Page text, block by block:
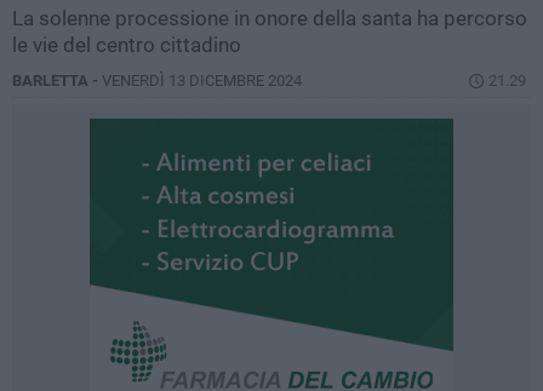
La solenne processione in onore della santa ha percorso
le vie del centro cittadino
BARLETTA - VENERDÌ 13 DICEMBRE 2024 21.29